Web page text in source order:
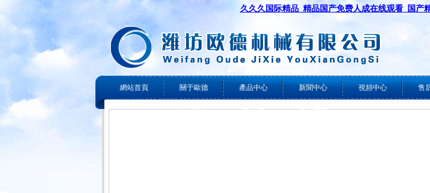
久久久国际精品_精品国产免费人成在线观看_国产
網站首頁 關于歐德
公司簡介
產品中心
攻絲機
新聞中心
技術支持
視頻中心 售